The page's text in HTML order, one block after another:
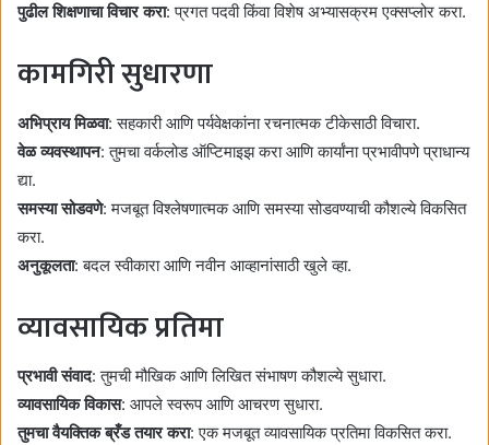
पुढील शिक्षणाचा विचार करा: प्रगत पदवी किंवा विशेष अभ्यासक्रम एक्सप्लोर करा.
कामगिरी सुधारणा
अभिप्राय मिळवा: सहकारी आणि पर्यवेक्षकांना रचनात्मक टीकेसाठी विचारा.
वेळ व्यवस्थापन: तुमचा वर्कलोड ऑप्टिमाइझ करा आणि कार्यांना प्रभावीपणे प्राधान्य
द्या.
समस्या सोडवणे: मजबूत विश्लेषणात्मक आणि समस्या सोडवण्याची कौशल्ये विकसित
करा.
अनुकूलता: बदल स्वीकारा आणि नवीन आव्हानांसाठी खुले व्हा.
व्यावसायिक प्रतिमा
प्रभावी संवाद: तुमची मौखिक आणि लिखित संभाषण कौशल्ये सुधारा.
व्यावसायिक विकास: आपले स्वरूप आणि आचरण सुधारा.
तुमचा वैयक्तिक ब्रँड तयार करा: एक मजबूत व्यावसायिक प्रतिमा विकसित करा.